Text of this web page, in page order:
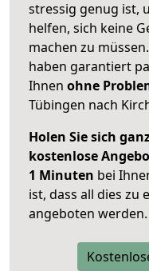
stressig genug ist,
helfen, sich keine
machen zu
haben garantiert
Ihnen ohne
Tübingen nach
Holen Sie sich
kostenlose
1 Minuten bei
ist, dass all dies zu
angeboten werden.